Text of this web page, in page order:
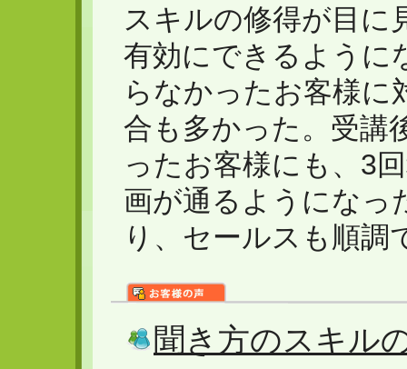
スキルの修得が目に
有効にできるように
らなかったお客様に
合も多かった。受講
ったお客様にも、3
画が通るようになっ
り、セールスも順調
聞き方のスキル